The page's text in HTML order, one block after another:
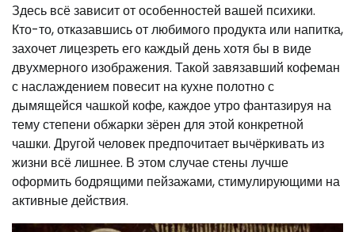
Здесь всё зависит от особенностей вашей психики.
Кто-то, отказавшись от любимого продукта или напитка,
захочет лицезреть его каждый день хотя бы в виде
двухмерного изображения. Такой завязавший кофеман
с наслаждением повесит на кухне полотно с
дымящейся чашкой кофе, каждое утро фантазируя на
тему степени обжарки зёрен для этой конкретной
чашки. Другой человек предпочитает вычёркивать из
жизни всё лишнее. В этом случае стены лучше
оформить бодрящими пейзажами, стимулирующими на
активные действия.